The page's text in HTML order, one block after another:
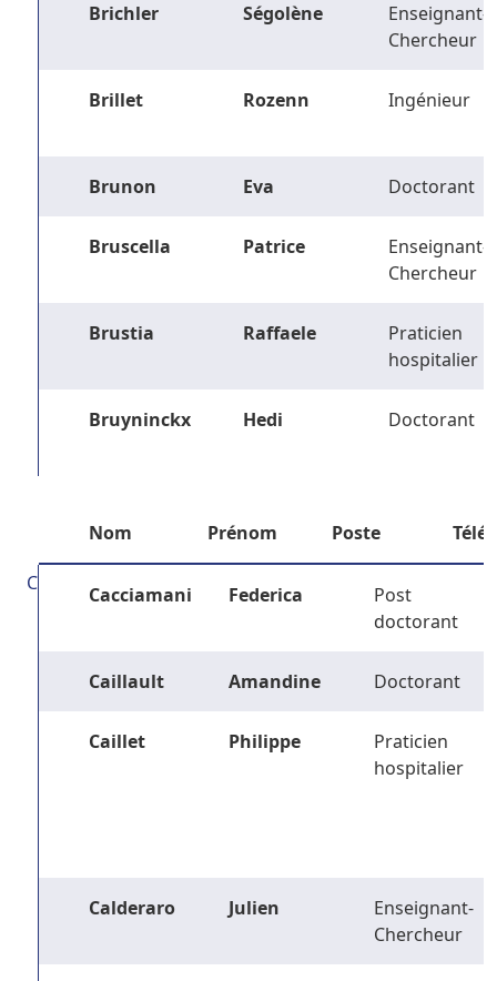
Brichler Ségolène
Enseignant-
Chercheur
Brillet Rozenn Ingénieur
Brunon Eva Doctorant
Bruscella Patrice
Enseignant-
Chercheur
Brustia Raffaele
Praticien
hospitalier
Bruyninckx Hedi Doctorant
Nom Prénom Poste
C Cacciamani Federica
Post
doctorant
Caillault Amandine Doctorant
Caillet Philippe
Praticien
hospitalier
Calderaro Julien
Enseignant-
Chercheur